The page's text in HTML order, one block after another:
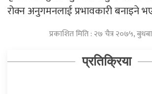
रोक्न अनुगमनलाई प्रभावकारी बनाइने
प्रकाशित मिति : २७ चैत्र २०७५,
प्रतिक्रिया